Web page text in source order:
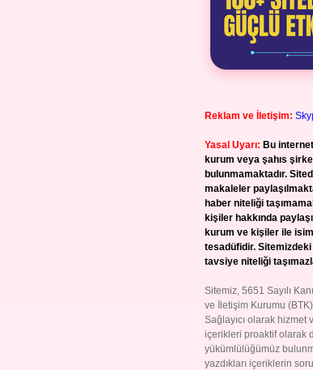
Reklam ve İletişim:
Yasal Uyarı: Bu
kurum veya şahıs
bulunmamaktadır.
makaleler
haber niteliği
kişiler hakkında
kurum ve kişiler ile
tesadüfidir.
tavsiye niteliği
Sitemiz, 5651 Sayılı
ve İletişim Kurumu
Sağlayıcı olarak
içerikleri proaktif olarak
yükümlülüğümüz
yazdıkları içeriklerin